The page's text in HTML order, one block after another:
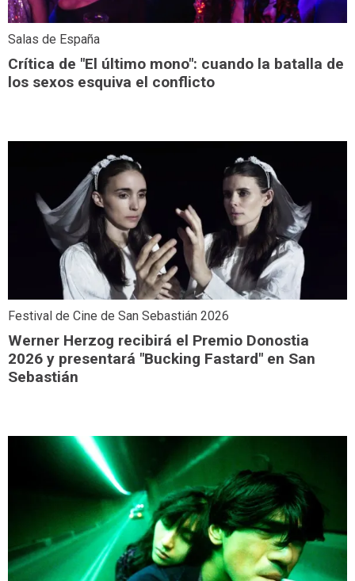
Salas de España
Crítica de "El último mono": cuando la batalla de
los sexos esquiva el conflicto
Festival de Cine de San Sebastián 2026
Werner Herzog recibirá el Premio Donostia
2026 y presentará "Bucking Fastard" en San
Sebastián